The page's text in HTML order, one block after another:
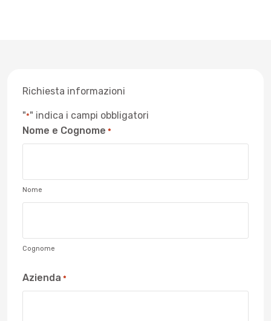
Richiesta informazioni
"*" indica i campi obbligatori
Nome e Cognome *
Nome
Cognome
Azienda *